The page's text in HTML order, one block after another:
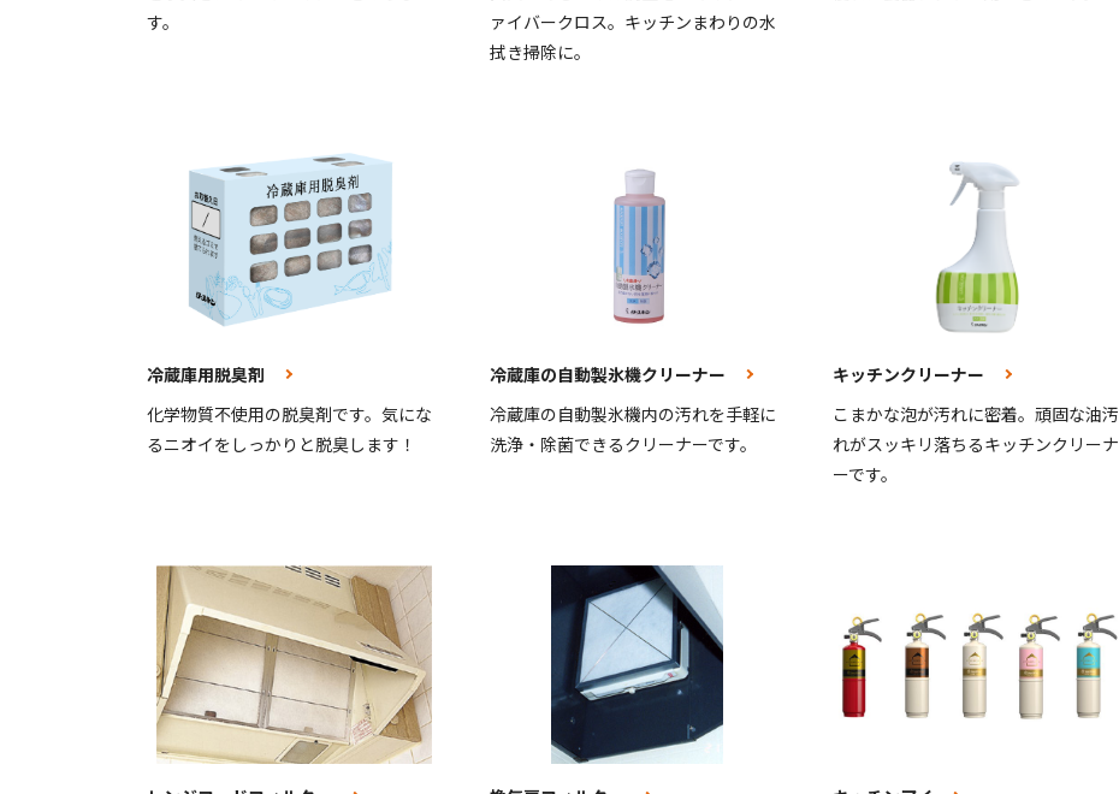
す。
ァイバークロス。キッチンまわりの水
拭き掃除に。
冷蔵庫用脱臭剤
化学物質不使用の脱臭剤です。気にな
るニオイをしっかりと脱臭します！
冷蔵庫の自動製氷機クリーナー
冷蔵庫の自動製氷機内の汚れを手軽に
洗浄・除菌できるクリーナーです。
キッチンクリーナー
こまかな泡が汚れに密着。頑固な油汚
れがスッキリ落ちるキッチンクリーナ
ーです。